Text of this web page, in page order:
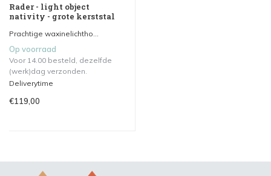
Rader - light object
nativity - grote kerststal
Prachtige waxinelichtho...
Op voorraad
Voor 14.00 besteld, dezelfde
(werk)dag verzonden.
Deliverytime
€119,00